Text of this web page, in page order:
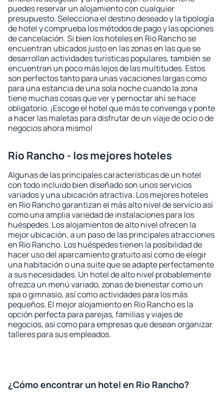
puedes reservar un alojamiento con cualquier
presupuesto. Selecciona el destino deseado y la tipología
de hotel y comprueba los métodos de pago y las opciones
de cancelación. Si bien los hoteles en Rio Rancho se
encuentran ubicados justo en las zonas en las que se
desarrollan actividades turísticas populares, también se
encuentran un poco más lejos de las multitudes. Estos
son perfectos tanto para unas vacaciones largas como
para una estancia de una sola noche cuando la zona
tiene muchas cosas que ver y pernoctar ahí se hace
obligatorio. ¡Escoge el hotel que más te convenga y ponte
a hacer las maletas para disfrutar de un viaje de ocio o de
negocios ahora mismo!
Rio Rancho - los mejores hoteles
Algunas de las principales características de un hotel
con todo incluido bien diseñado son unos servicios
variados y una ubicación atractiva. Los mejores hoteles
en Rio Rancho garantizan el más alto nivel de servicio así
como una amplia variedad de instalaciones para los
huéspedes. Los alojamientos de alto nivel ofrecen la
mejor ubicación, a un paso de las principales atracciones
en Rio Rancho. Los huéspedes tienen la posibilidad de
hacer uso del aparcamiento gratuito así como de elegir
una habitación o una suite que se adapte perfectamente
a sus necesidades. Un hotel de alto nivel probablemente
ofrezca un menú variado, zonas de bienestar como un
spa o gimnasio, así como actividades para los más
pequeños. El mejor alojamiento en Rio Rancho es la
opción perfecta para parejas, familias y viajes de
negocios, así como para empresas que desean organizar
talleres para sus empleados.
¿Cómo encontrar un hotel en Rio Rancho?